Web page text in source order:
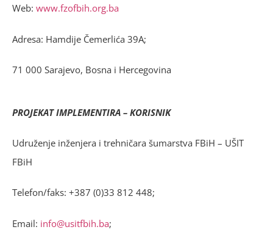
Web: www.fzofbih.org.ba
Adresa: Hamdije Čemerlića 39A;
71 000 Sarajevo, Bosna i Hercegovina
PROJEKAT IMPLEMENTIRA – KORISNIK
Udruženje inženjera i trehničara šumarstva FBiH – UŠIT
FBiH
Telefon/faks: +387 (0)33 812 448;
Email: info@usitfbih.ba;